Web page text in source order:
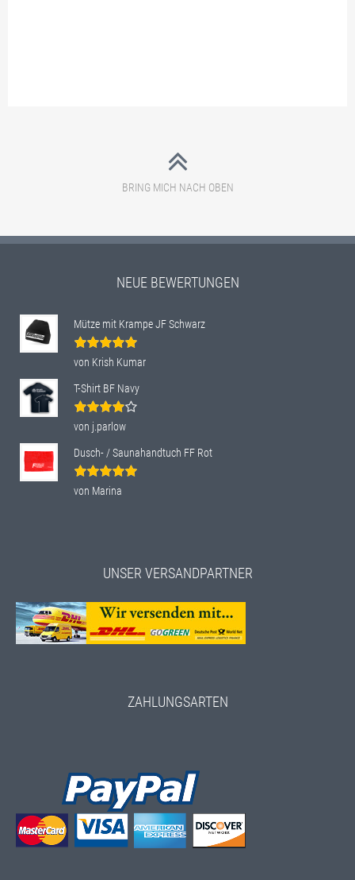
BRING MICH NACH OBEN
NEUE BEWERTUNGEN
Mütze mit Krampe JF Schwarz
Bewertet
von Krish Kumar
T-Shirt BF Navy
Bewertet
mit4
5
von j.parlow
Dusch- / Saunahandtuch FF Rot
Bewertet
von Marina
UNSER VERSANDPARTNER
ZAHLUNGSARTEN